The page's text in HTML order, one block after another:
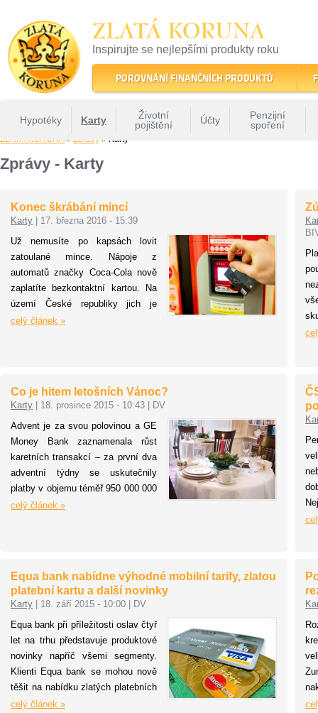
ZLATÁ KORUNA
Inspirujte se nejlepšími produkty roku
22 let tradice a kvality na finančním trhu
POROVNÁNÍ FINANČNÍCH PRODUKTŮ
Hypotéky Karty
Životní
pojištění
Účty
Penzijní
spoření
ZLATÁ KORUNA» Zprávy » Karty
Zprávy - Karty
Konec škrábání mincí
Karty
17. března 2016 - 15:39
Už nemusíte po kapsách lovit
zatoulané mince. Nápoje z
automatů značky Coca-Cola nově
zaplatíte bezkontaktní kartou. Na
území České republiky jich je
aktuálně 730, na Slovensku pak
celý článek »
Co je hitem letošních Vánoc?
Karty 18. prosince 2015 - 10:43
DV
Advent je za svou polovinou a GE
Money Bank zaznamenala růst
karetních transakcí – za první dva
adventní týdny se uskutečnily
platby v objemu téměř 950 000 000
CZK, zatímco loni to bylo o
Češi letos nejvíce nakupují pod
stromeček. Na Štědrý večer se
6S nebo hračky a elektronika s
motivem Star Wars. Ženy budou
rozbalovat nejen žádanou
kosmetiku, ale i elektroniku
určenou právě ženám (depilátory,
kulmy atd.). Ve velkém se však
celý článek »
Equa bank nabídne výhodné mobilní tarify, zlatou
platební kartu a další novinky
Karty 18. září 2015 - 10:00
DV
Equa bank při příležitosti oslav čtyř
let na trhu představuje produktové
novinky napříč všemi segmenty.
Klienti Equa bank se mohou nově
těšit na nabídku zlatých platebních
karet Premium a Premium Plus s
celý článek »